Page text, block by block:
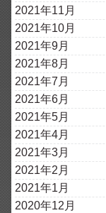
2021年11月
2021年10月
2021年9月
2021年8月
2021年7月
2021年6月
2021年5月
2021年4月
2021年3月
2021年2月
2021年1月
2020年12月